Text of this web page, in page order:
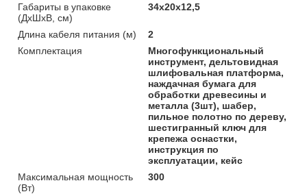
Габариты в упаковке
(ДхШхВ, см)
34x20x12,5
Длина кабеля питания (м)
2
Комплектация
Многофункциональный
инструмент, дельтовидная
шлифовальная платформа,
наждачная бумага для
обработки древесины и
металла (3шт), шабер,
пильное полотно по дереву,
шестигранный ключ для
крепежа оснастки,
инструкция по
эксплуатации, кейс
Максимальная мощность
(Вт)
300